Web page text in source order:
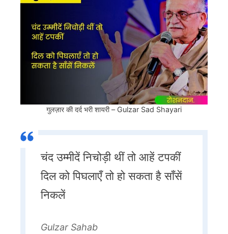
गुलज़ार की दर्द भरी शायरी – Gulzar Sad Shayari
चंद उम्मीदें निचोड़ी थीं तो आहें टपकीं
दिल को पिघलाएँ तो हो सकता है साँसें
निकलें
Gulzar Sahab